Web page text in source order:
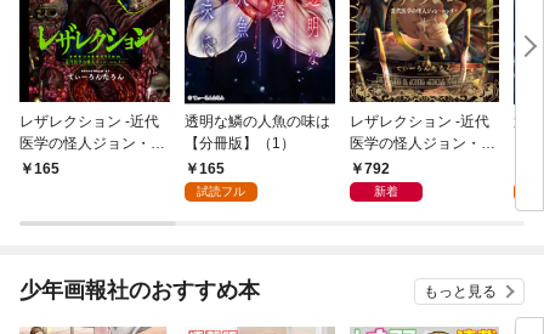
レザレクション -近代
医学の怪人ジョン・ハ
ンター- 連載版 第1話
165
透明な鱗の人魚の味は
【分冊版】（1）
165
試読フル
レザレクション -近代
医学の怪人ジョン・ハ
ンター- １巻
792
新着
透
少年画報社のおすすめ本 もっと見る